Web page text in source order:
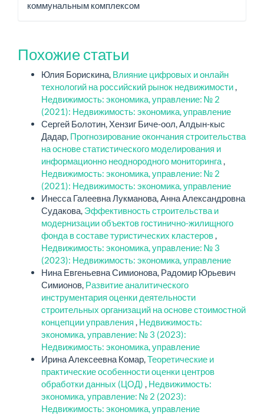
коммунальным комплексом
Похожие статьи
Юлия Борискина, Влияние цифровых и онлайн
технологий на российский рынок недвижимости,
Недвижимость: экономика, управление: № 2
(2021): Недвижимость: экономика, управление
Сергей Болотин, Хензиг Биче-оол, Алдын-кыс
Дадар, Прогнозирование окончания строительства
на основе статистического моделирования и
информационно неоднородного мониторинга,
Недвижимость: экономика, управление: № 2
(2021): Недвижимость: экономика, управление
Инесса Галеевна Лукманова, Анна Александровна
Судакова, Эффективность строительства и
модернизации объектов гостинично-жилищного
фонда в составе туристических кластеров,
Недвижимость: экономика, управление: № 3
(2023): Недвижимость: экономика, управление
Нина Евгеньевна Симионова, Радомир Юрьевич
Симионов, Развитие аналитического
инструментария оценки деятельности
строительных организаций на основе стоимостной
концепции управления , Недвижимость:
экономика, управление: № 3 (2023):
Недвижимость: экономика, управление
Ирина Алексеевна Комар,Теоретические и
практические особенности оценки центров
обработки данных (ЦОД) , Недвижимость:
экономика, управление: № 2 (2023):
Недвижимость: экономика, управление